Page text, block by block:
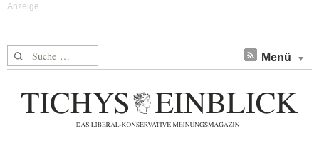
Suche nach: Menü